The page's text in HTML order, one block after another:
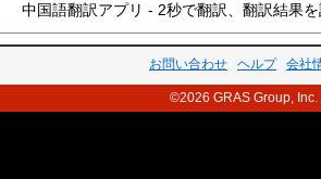
中国語翻訳アプリ - 2秒で翻訳、翻訳結果
お問い合わせ ヘルプ 会社
©2026 GRAS Group, Inc.